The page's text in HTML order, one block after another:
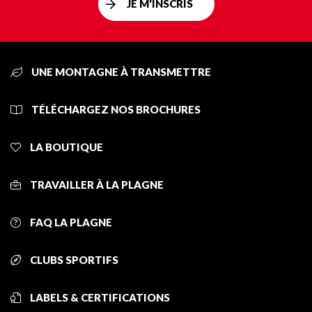
JE M'INSCRIS
UNE MONTAGNE À TRANSMETTRE
TÉLÉCHARGEZ NOS BROCHURES
LA BOUTIQUE
TRAVAILLER À LA PLAGNE
FAQ LA PLAGNE
CLUBS SPORTIFS
LABELS & CERTIFICATIONS